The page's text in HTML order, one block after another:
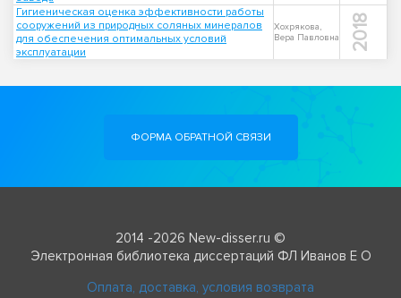
Гигиеническая оценка эффективности работы
сооружений из природных соляных минералов
для обеспечения оптимальных условий
эксплуатации
Хохрякова,
Вера Павловна
2018
ФОРМА ОБРАТНОЙ СВЯЗИ
2014 -2026 New-disser.ru ©
Электронная библиотека диссертаций ФЛ Иванов Е О
Оплата, доставка, условия возврата